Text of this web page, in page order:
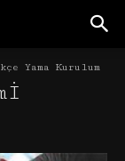
Yama Kurulum